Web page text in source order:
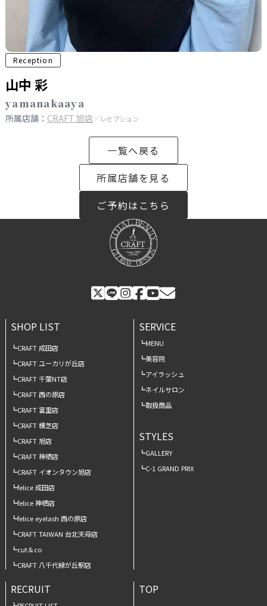
Reception
山中 彩
yamanakaaya
所属店舗： CRAFT 旭店／レセプション
一覧へ戻る
所属店舗を見る
ご予約はこちら
SHOP LIST
CRAFT 成田店
CRAFT ユーカリが丘店
CRAFT 千葉NT店
CRAFT 西の原店
CRAFT 富里店
CRAFT 横芝店
CRAFT 旭店
CRAFT 神栖店
CRAFT イオンタウン旭店
felice 成田店
felice 神栖店
felice eyelash 西の原店
CRAFT TAIWAN 台北天母店
cut＆co
CRAFT 八千代緑が丘駅店
SERVICE
MENU
美容院
アイラッシュ
ネイルサロン
取扱商品
STYLES
GALLERY
C-1 GRAND PRIX
RECRUIT
TOP